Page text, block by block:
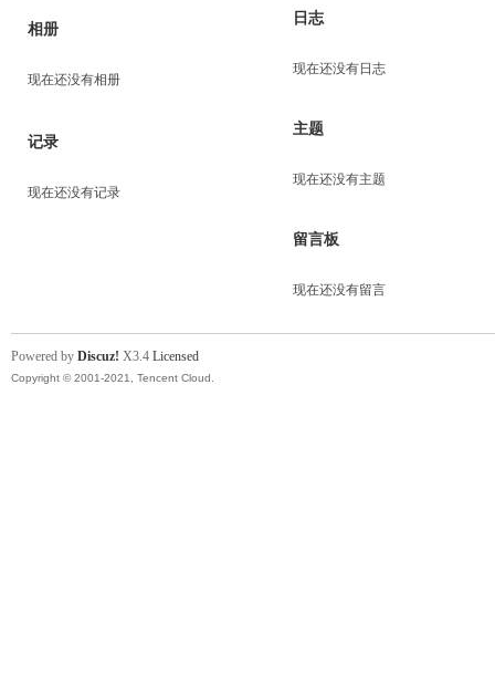
相册
现在还没有相册
记录
现在还没有记录
日志
现在还没有日志
主题
现在还没有主题
留言板
现在还没有留言
Powered by Discuz! X3.4 Licensed
Copyright © 2001-2021, Tencent Cloud.